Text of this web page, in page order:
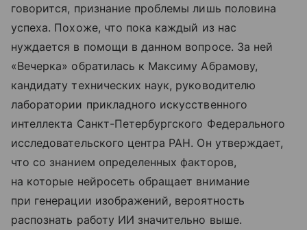
говорится, признание проблемы лишь половина
успеха. Похоже, что пока каждый из нас
нуждается в помощи в данном вопросе. За ней
«Вечерка» обратилась к Максиму Абрамову,
кандидату технических наук, руководителю
лаборатории прикладного искусственного
интеллекта Санкт-Петербургского Федерального
исследовательского центра РАН. Он утверждает,
что со знанием определенных факторов,
на которые нейросеть обращает внимание
при генерации изображений, вероятность
распознать работу ИИ значительно выше.